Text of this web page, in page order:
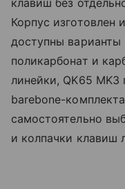
Корпус изготовлен
доступны варианты
поликарбонат и
линейки, QK65
barebone-
самостоятельно
и колпачки клавиш